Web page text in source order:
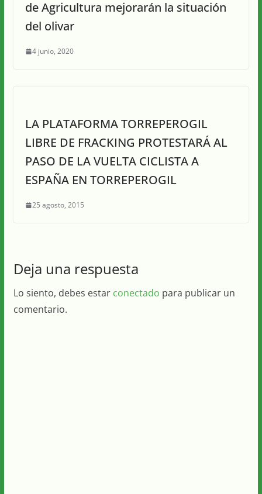
de Agricultura mejorarán la situación
del olivar
4 junio, 2020
LA PLATAFORMA TORREPEROGIL
LIBRE DE FRACKING PROTESTARÁ AL
PASO DE LA VUELTA CICLISTA A
ESPAÑA EN TORREPEROGIL
25 agosto, 2015
Deja una respuesta
Lo siento, debes estar conectado para publicar un
comentario.